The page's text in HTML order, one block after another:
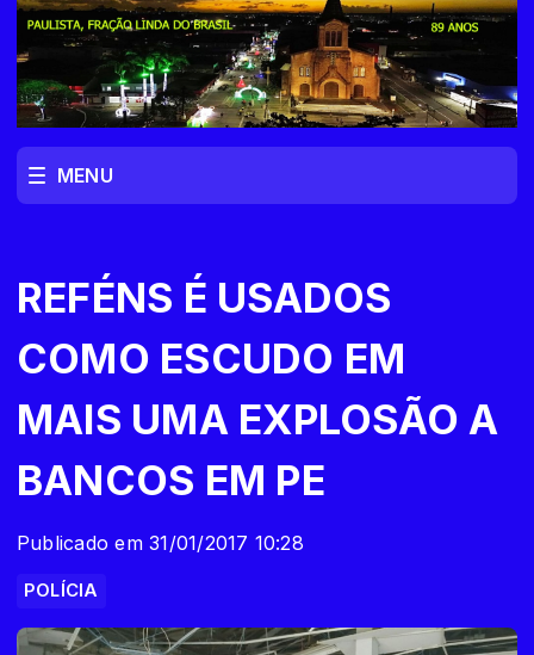
MENU
REFÉNS É USADOS
COMO ESCUDO EM
MAIS UMA EXPLOSÃO A
BANCOS EM PE
Publicado em 31/01/2017 10:28
POLÍCIA